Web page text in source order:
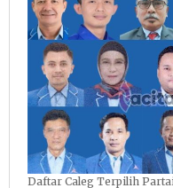
Daftar Caleg Terpilih